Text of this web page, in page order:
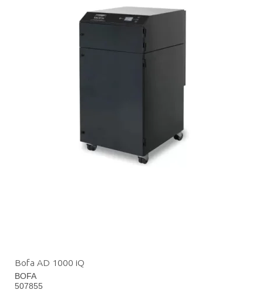
Bofa AD 1000 iQ
BOFA
507855